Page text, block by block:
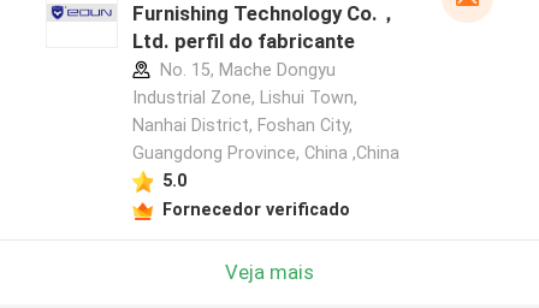
Furnishing Technology Co.，
Ltd. perfil do fabricante
No. 15, Mache Dongyu
Industrial Zone, Lishui Town,
Nanhai District, Foshan City,
Guangdong Province, China ,China
5.0
Fornecedor verificado
Veja mais